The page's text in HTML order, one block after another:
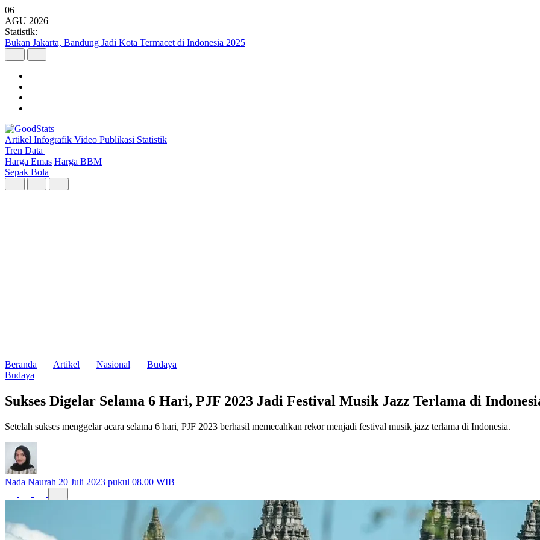
06
AGU 2026
Statistik:
Bukan Jakarta, Bandung Jadi Kota Termacet di Indonesia 2025
Artikel Infografik Video Publikasi Statistik
Tren Data
Harga Emas Harga BBM
Sepak Bola
Beranda Artikel Nasional
Budaya
Budaya
Sukses Digelar Selama 6 Hari, PJF 2023 Jadi Festival Musik Jazz Terlama di
Setelah sukses menggelar acara selama 6 hari, PJF 2023 berhasil memecahkan rekor menjadi festival musik jazz terlama di Indonesia.
Nada Naurah 20 Juli 2023 pukul 08.00 WIB